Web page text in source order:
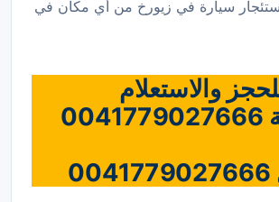
سيارة في زيورخ من أي مكان في
والاستعلام